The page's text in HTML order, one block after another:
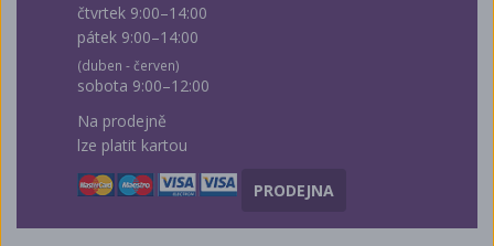
čtvrtek 9:00–14:00
pátek 9:00–14:00
(duben - červen)
sobota 9:00–12:00
Na prodejně
lze platit kartou
PRODEJNA